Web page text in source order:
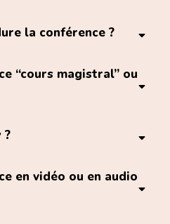
personnes
fonctionne
la conférence ?
grand temps
“cours magistral” ou
réponses
?
en vidéo ou en audio